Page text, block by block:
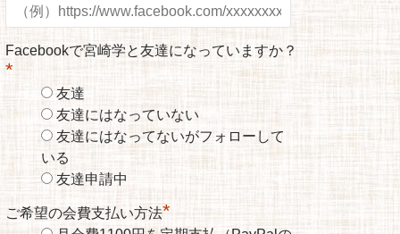
Facebookで宮崎学と友達になっていますか？
*
友達
友達にはなっていない
友達にはなってないがフォローして
いる
友達申請中
ご希望の会費支払い方法*